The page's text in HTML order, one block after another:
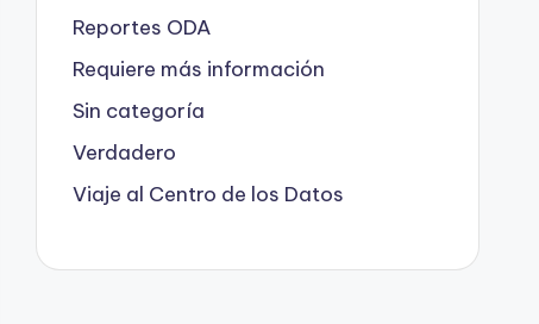
Reportes ODA
Requiere más información
Sin categoría
Verdadero
Viaje al Centro de los Datos